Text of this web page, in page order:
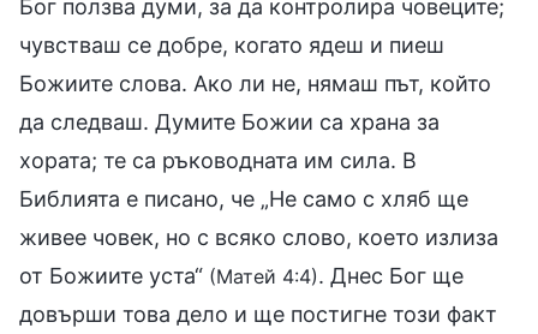
Бог ползва думи, за да контролира човеците;
чувстваш се добре, когато ядеш и пиеш
Божиите слова. Ако ли не, нямаш път, който
да следваш. Думите Божии са храна за
хората; те са ръководната им сила. В
Библията е писано, че „Не само с хляб ще
живее човек, но с всяко слово, което излиза
от Божиите уста“ (Матей 4:4). Днес Бог ще
довърши това дело и ще постигне този факт